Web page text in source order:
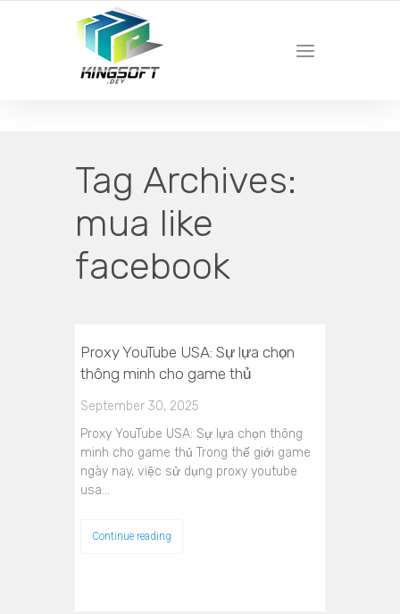
YOUR LOCAL DIGITAL MARKETING AGENCY
Tag Archives:
mua like
facebook
Proxy YouTube USA: Sự lựa chọn
thông minh cho game thủ
September 30, 2025
Proxy YouTube USA: Sự lựa chọn thông
minh cho game thủ Trong thế giới game
ngày nay, việc sử dụng proxy youtube
usa…
Continue reading